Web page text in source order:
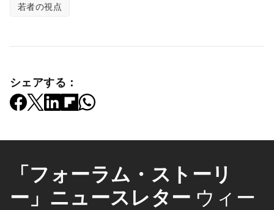
若者の視点
シェアする：
「フォーラム・ストーリ
ー」ニュースレター ウィー